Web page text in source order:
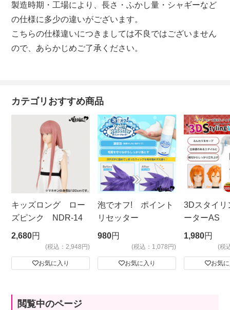
製造時期・工場により、長さ・ふかし量・シャギーなど
の仕様に多少の違いがございます。
こちらの仕様違いにつきましては不良ではございません
ので、あらかじめご了承ください。
カテゴリおすすめ商品
キッズロング ロー
ズピンク NDR-14
2,680円
(税込：2,948円)
お気に入り
泡でオフ! ポイント
リセッター
980円
(税込：1,078円)
お気に入り
3Dスタイリ
ーターAS
ビッグサイ
1,980円
(税
お気
閲覧中のページ